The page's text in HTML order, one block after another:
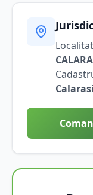
Calarasi